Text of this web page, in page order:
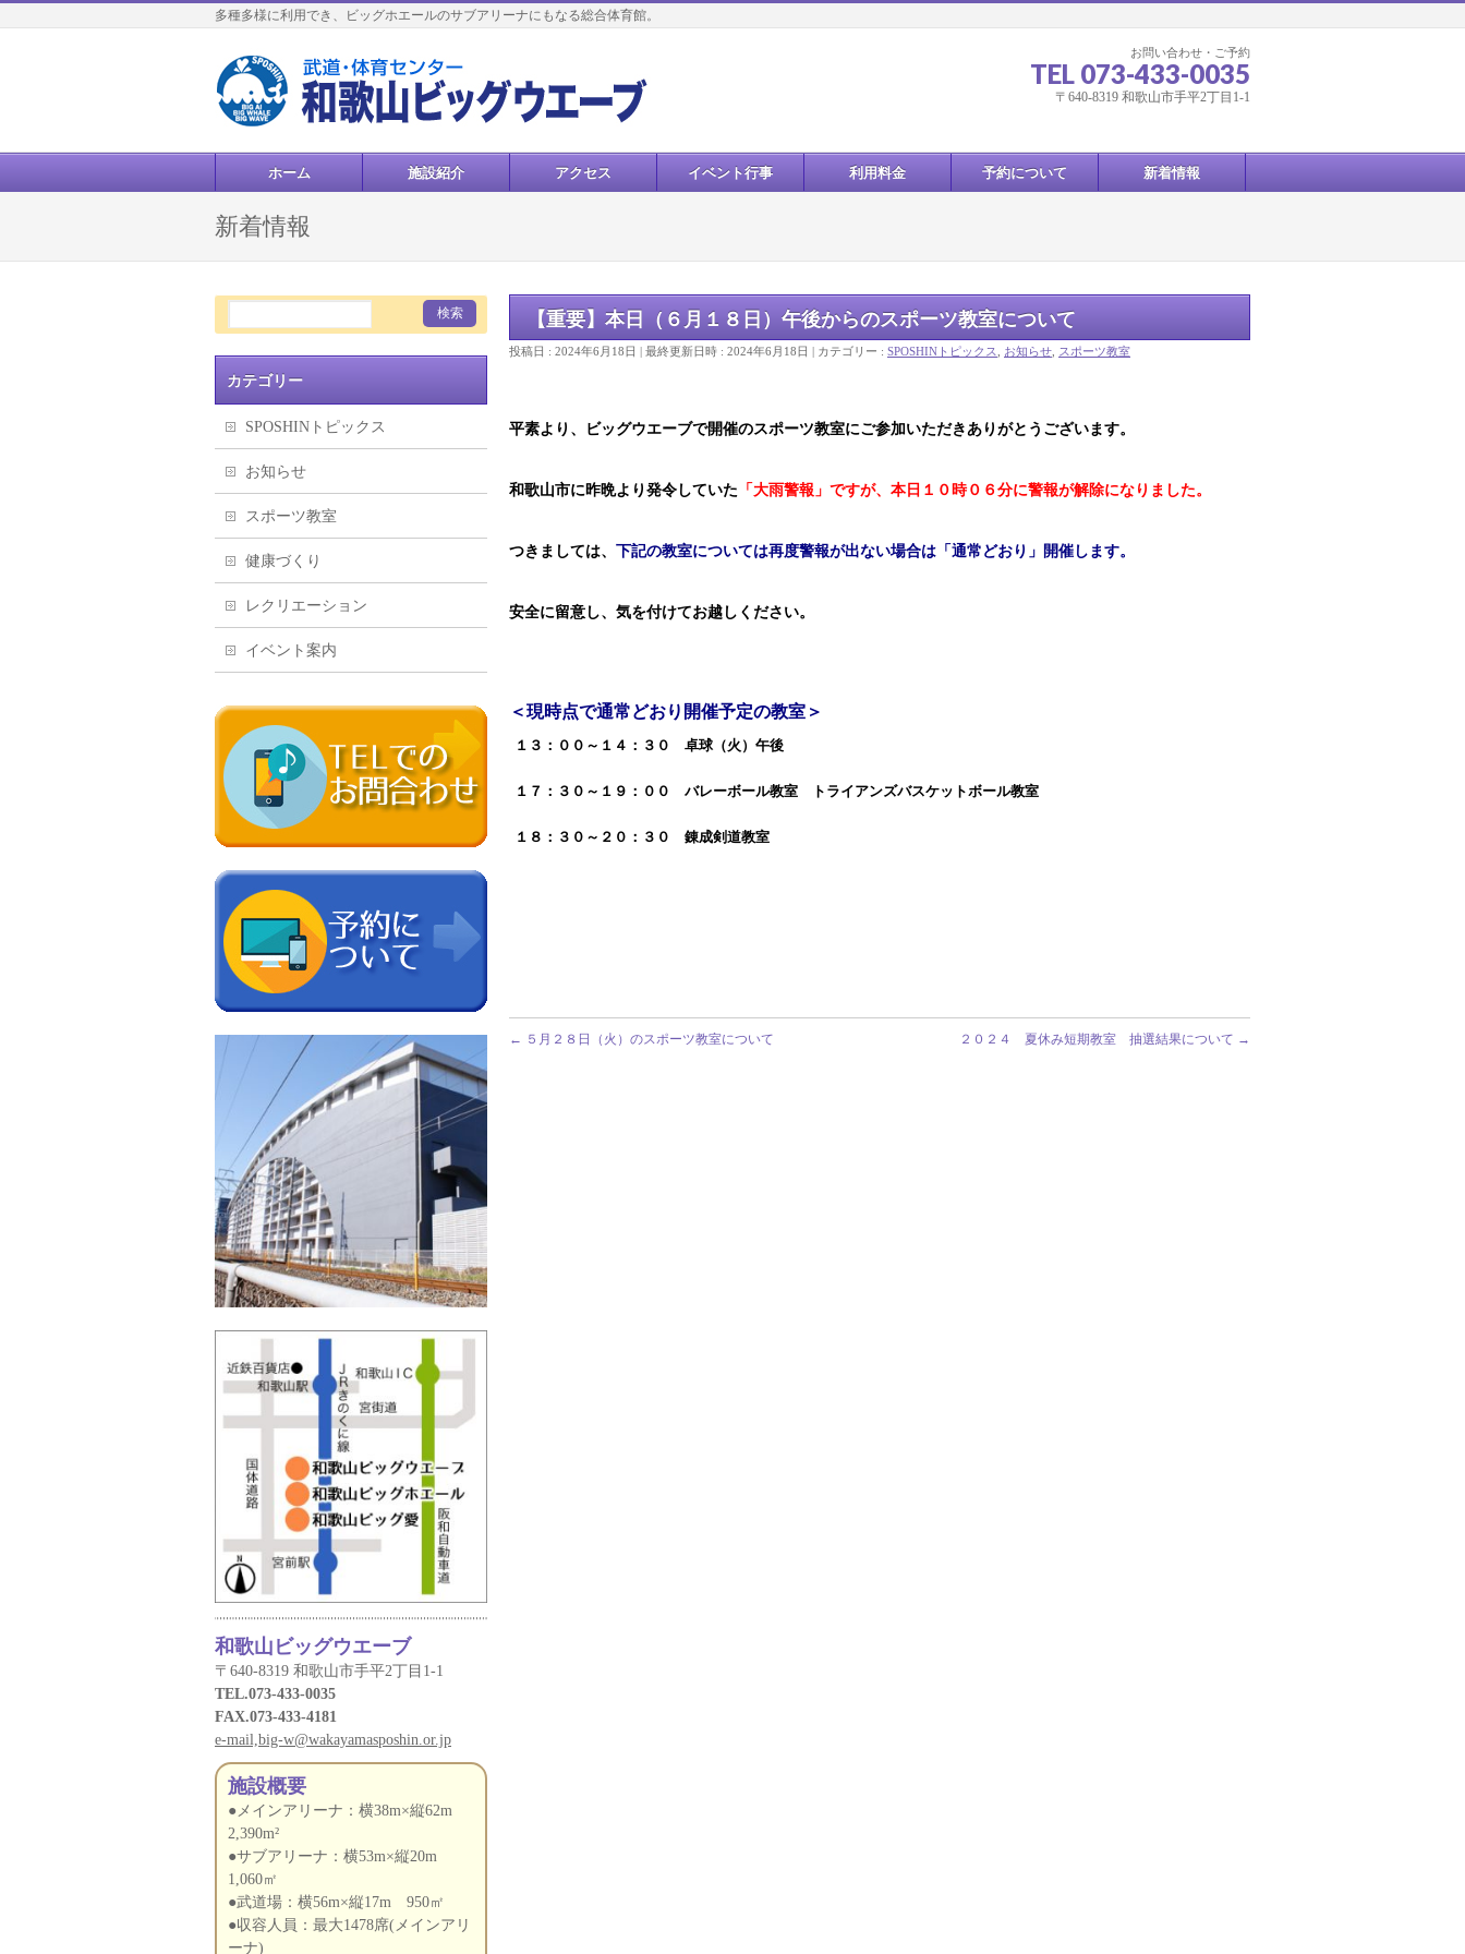
多種多様に利用でき、ビッグホエールのサブアリーナにもなる総合体育館。
お問い合わせ・ご予約
TEL 073-433-0035
〒640-8319 和歌山市手平2丁目1-1
ホーム 施設紹介 アクセス イベント行事 利用料金 予約について 新着情報
新着情報
【重要】本日（６月１８日）午後からのスポーツ教室について
投稿日 : 2024年6月18日 最終更新日時 : 2024年6月18日 カテゴリー : SPOSHINトピックス お知らせ スポーツ教室
平素より、ビッグウエーブで開催のスポーツ教室にご参加いただきありがとうございます。
和歌山市に昨晩より発令していた 「大雨警報」ですが、本日１０時０６分に警報が解除になりました。
つきましては、 下記の教室については再度警報が出ない場合は「通常どおり」開催します。
安全に留意し、気を付けてお越しください。
＜現時点で通常どおり開催予定の教室＞
１３：００～１４：３０ 卓球（火）午後
１７：３０～１９：００ バレーボール教室 トライアンズバスケットボール教室
１８：３０～２０：３０ 錬成剣道教室
← ５月２８日（火）のスポーツ教室について ２０２４ 夏休み短期教室 抽選結果について →
カテゴリー
SPOSHINトピックス
お知らせ
スポーツ教室
健康づくり
レクリエーション
イベント案内
和歌山ビッグウエーブ
〒640-8319 和歌山市手平2丁目1-1
TEL.073-433-0035
FAX.073-433-4181
e-mail,big-w@wakayamasposhin.or.jp
施設概要
●メインアリーナ：横38m×縦62m
2,390m²
●サブアリーナ：横53m×縦20m
1,060㎡
●武道場：横56m×縦17m 950㎡
●収容人員：最大1478席(メインアリ
ーナ)